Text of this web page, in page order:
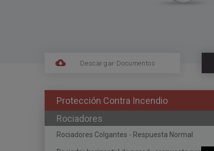
Descargar Documentos
Protección Contra Incendio
Rociadores
Rociadores Colgantes - Respuesta Normal